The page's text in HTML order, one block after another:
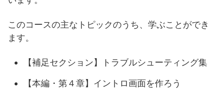
このコースの主なトピックのうち、学ぶことができ
ます。
【補足セクション】トラブルシューティング集
【本編・第４章】イントロ画面を作ろう